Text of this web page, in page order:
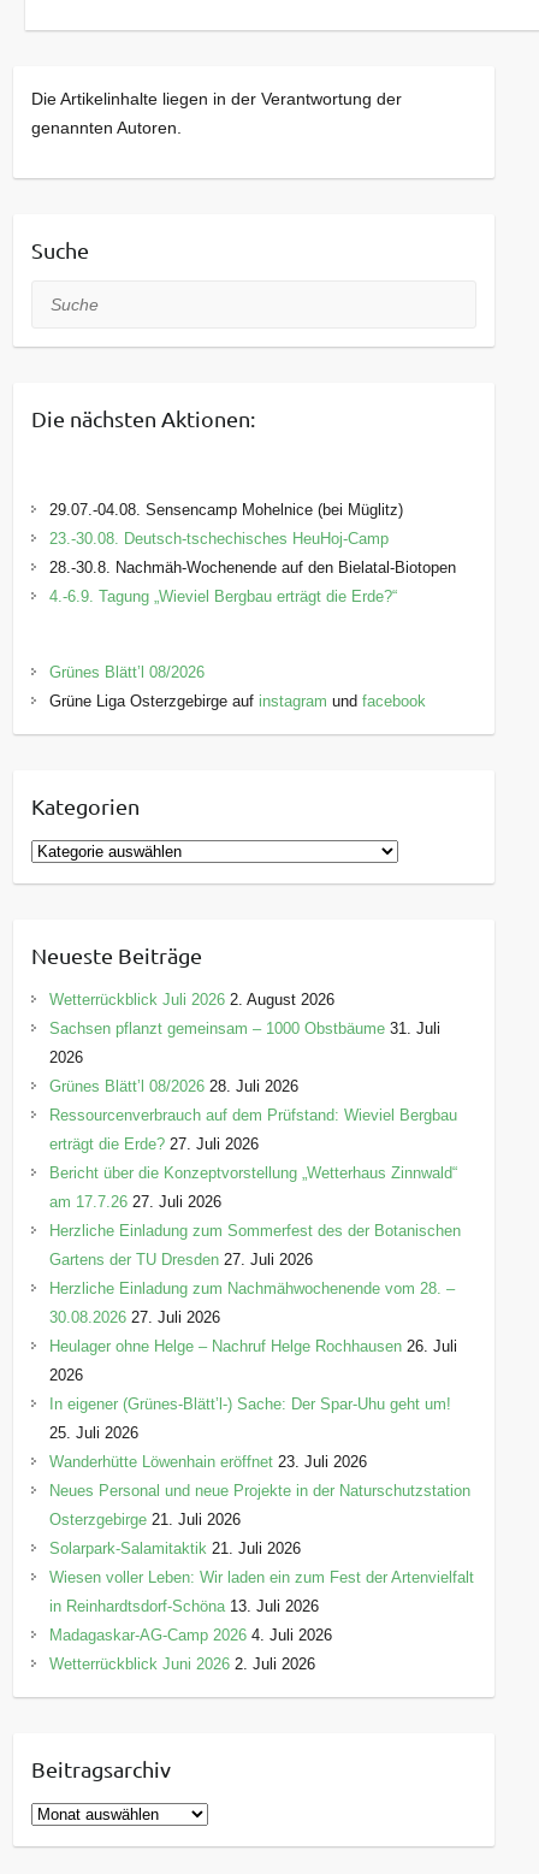
Die Artikelinhalte liegen in der Verantwortung der
genannten Autoren.
Suche
Suche
Die nächsten Aktionen:
29.07.-04.08. Sensencamp Mohelnice (bei Müglitz)
23.-30.08. Deutsch-tschechisches HeuHoj-Camp
28.-30.8. Nachmäh-Wochenende auf den Bielatal-Biotopen
4.-6.9. Tagung „Wieviel Bergbau erträgt die Erde?“
Grünes Blätt’l 08/2026
Grüne Liga Osterzgebirge auf instagram undfacebook
Kategorien
K
a
g
o
r
e
n
Neueste Beiträge
Wetterrückblick Juli 2026 2. August 2026
Sachsen pflanzt gemeinsam – 1000 Obstbäume 31. Juli
2026
Grünes Blätt’l 08/2026 28. Juli 2026
Ressourcenverbrauch auf dem Prüfstand: Wieviel Bergbau
erträgt die Erde? 27. Juli 2026
Bericht über die Konzeptvorstellung „Wetterhaus Zinnwald“
am 17.7.26 27. Juli 2026
Herzliche Einladung zum Sommerfest des der Botanischen
Gartens der TU Dresden 27. Juli 2026
Herzliche Einladung zum Nachmähwochenende vom 28. –
30.08.2026 27. Juli 2026
Heulager ohne Helge – Nachruf Helge Rochhausen 26. Juli
2026
In eigener (Grünes-Blätt’l-) Sache: Der Spar-Uhu geht um!
25. Juli 2026
Wanderhütte Löwenhain eröffnet 23. Juli 2026
Neues Personal und neue Projekte in der Naturschutzstation
Osterzgebirge 21. Juli 2026
Solarpark-Salamitaktik 21. Juli 2026
Wiesen voller Leben: Wir laden ein zum Fest der Artenvielfalt
in Reinhardtsdorf-Schöna 13. Juli 2026
Madagaskar-AG-Camp 2026 4. Juli 2026
Wetterrückblick Juni 2026 2. Juli 2026
Beitragsarchiv
B
e